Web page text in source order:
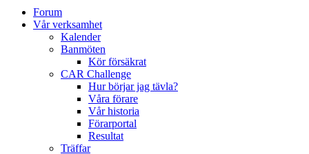
Forum
Vår verksamhet
Kalender
Banmöten
Kör försäkrat
CAR Challenge
Hur börjar jag tävla?
Våra förare
Vår historia
Förarportal
Resultat
Träffar